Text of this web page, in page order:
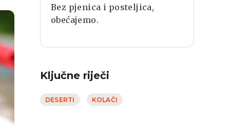
Bez pjenica i posteljica,
obećajemo.
Ključne riječi
DESERTI KOLAČI